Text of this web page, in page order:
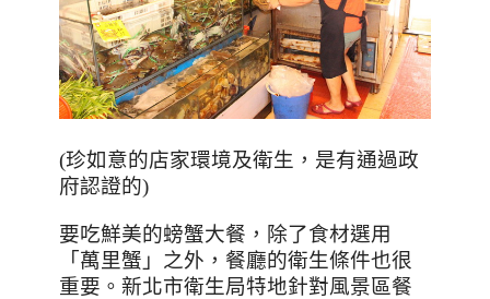
(珍如意的店家環境及衛生，是有通過政
府認證的)
要吃鮮美的螃蟹大餐，除了食材選用
「萬里蟹」之外，餐廳的衛生條件也很
重要。新北市衛生局特地針對風景區餐